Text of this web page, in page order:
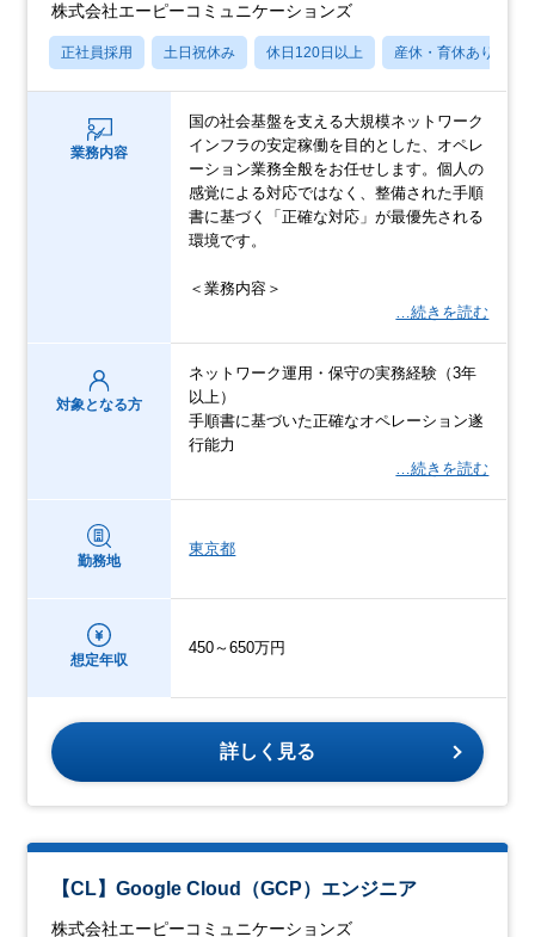
株式会社エーピーコミュニケーションズ
正社員採用 土日祝休み 休日120日以上 産休・育休あり
業務内容
国の社会基盤を支える大規模ネットワーク
インフラの安定稼働を目的とした、オペレ
ーション業務全般をお任せします。個人の
感覚による対応ではなく、整備された手順
書に基づく「正確な対応」が最優先される
環境です。
＜業務内容＞
…続きを読む
対象となる方
ネットワーク運用・保守の実務経験（3年
以上）
手順書に基づいた正確なオペレーション遂
行能力
…続きを読む
勤務地
東京都
想定年収
450～650万円
詳しく見る
【CL】Google Cloud（GCP）エンジニア
株式会社エーピーコミュニケーションズ